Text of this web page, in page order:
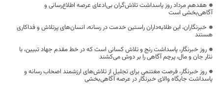
هفدهم مرداد روز پاسداشت تلاش‌گران بی‌ادعای عرصه اطلاع‌رسانی و
آگاهی‌بخشی است
خبرنگاران، این طلایه‌داران راستین خدمت در رسانه، انسان‌های پرتلاش و فداکاری
هستند
روز خبرنگار، پاسداشت رنج و تلاش کسانی است که در خط مقدم جهاد تبیین، با
نثار جان و مال، پرچم آگاهی را بر دوش می‌کشند
روز خبرنگار، فرصت مغتنمی برای تجلیل از تلاش‌های ارزشمند اصحاب رسانه و
پاسداشت جایگاه والای خبرنگار در عرصه آگاهی‌بخشی